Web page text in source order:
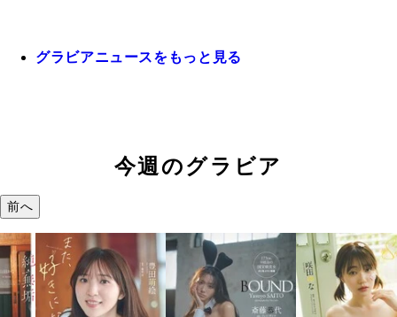
グラビアニュースをもっと見る
今週のグラビア
前へ